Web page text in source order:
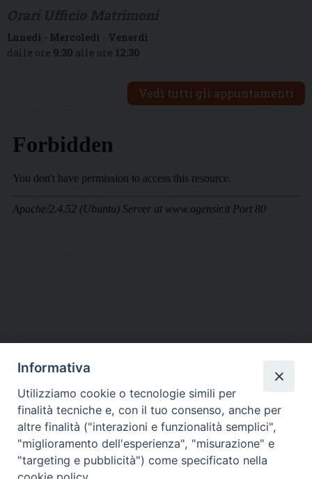
Lunedì - Mercoledì - Venerdì
dalle ore 9:30 alle ore 12:30
Vedi tutti gli appuntamenti
DIOCESI SUBURBICARIA DI ALBANO
Contatti:Tel.: 06.93268401 - Fax.: 06.9323844
E-mail:curia@diocesidialbano.it
Orari: dal Lunedì al Venerdì Ore: 9:00 - 13:00
Informativa
Utilizziamo cookie o tecnologie simili per
finalità tecniche e, con il tuo consenso, anche per
altre finalità ("interazioni e funzionalità semplici",
"miglioramento dell'esperienza", "misurazione" e
"targeting e pubblicità") come specificato nella